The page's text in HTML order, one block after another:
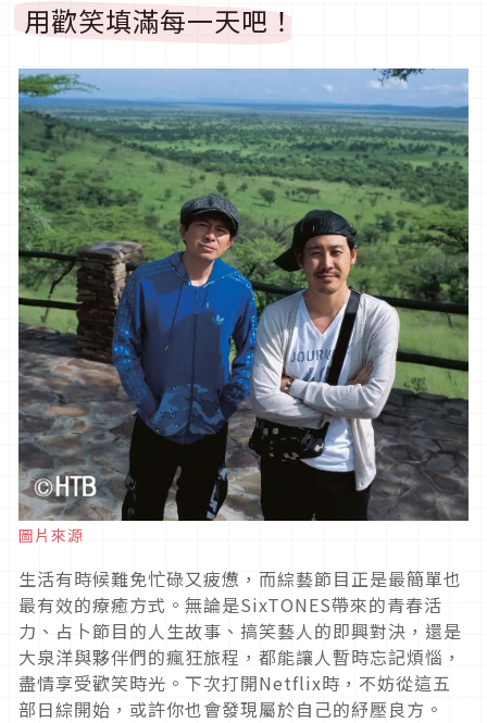
用歡笑填滿每一天吧！
圖片來源
生活有時候難免忙碌又疲憊，而綜藝節目正是最簡單也
最有效的療癒方式。無論是SixTONES帶來的青春活
力、占卜節目的人生故事、搞笑藝人的即興對決，還是
大泉洋與夥伴們的瘋狂旅程，都能讓人暫時忘記煩惱，
盡情享受歡笑時光。下次打開Netflix時，不妨從這五
部日綜開始，或許你也會發現屬於自己的紓壓良方。